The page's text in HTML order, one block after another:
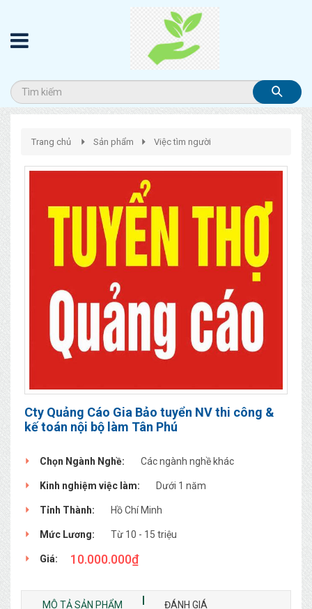
Trang chủ Sản phẩm Việc tìm người
Cty Quảng Cáo Gia Bảo tuyển NV thi công &
kế toán nội bộ làm Tân Phú
Chọn Ngành Nghề: Các ngành nghề khác
Kinh nghiệm việc làm: Dưới 1 năm
Tỉnh Thành: Hồ Chí Minh
Mức Lương: Từ 10 - 15 triệu
Giá: 10.000.000₫
MÔ TẢ SẢN PHẨM ĐÁNH GIÁ